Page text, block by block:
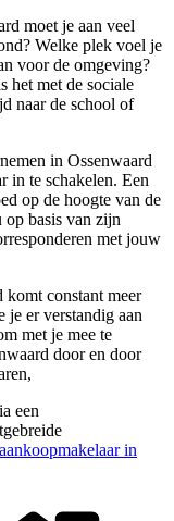
moet je aan veel
Welke plek voel je
voor de omgeving?
het met de sociale
naar de school of
in Ossenwaard
in te schakelen. Een
op de hoogte van de
basis van zijn
met jouw
constant meer
je er verstandig aan
met je mee te
door en door
een
in